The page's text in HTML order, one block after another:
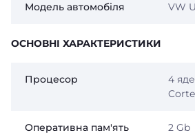
Модель автомобіля VW
ОСНОВНІ ХАРАКТЕРИСТИКИ
Процесор
4
Оперативна пам'ять 2 Gb